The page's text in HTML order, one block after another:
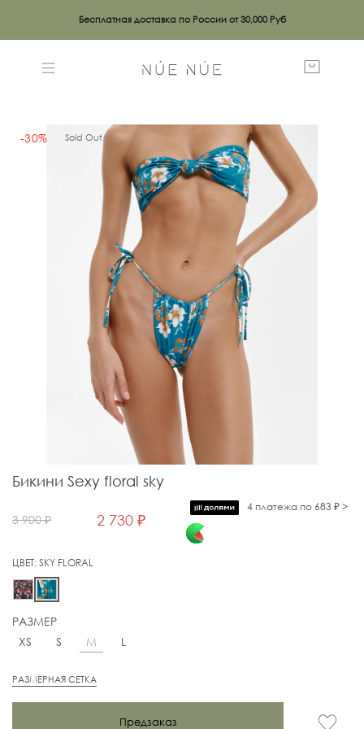
Бесплатная доставка по России от 30,000 Руб
-30% Sold Out
Бикини Sexy floral sky
3 900 ₽ 2 730 ₽
4 платежа по 683 ₽ >
ЦВЕТ:SKY FLORAL
РАЗМЕР
XS
S M L
РАЗМЕРНАЯ СЕТКА
Предзаказ